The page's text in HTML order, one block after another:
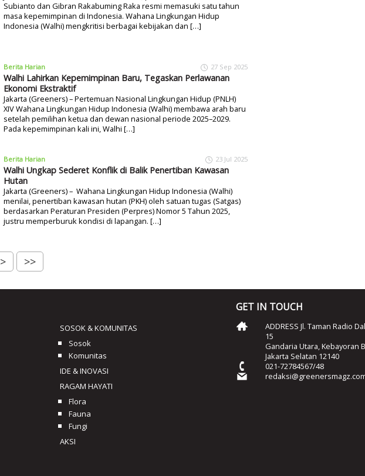
Subianto dan Gibran Rakabuming Raka resmi memasuki satu tahun
masa kepemimpinan di Indonesia. Wahana Lingkungan Hidup
Indonesia (Walhi) mengkritisi berbagai kebijakan dan […]
Berita Harian 27 Sep 2025
Walhi Lahirkan Kepemimpinan Baru, Tegaskan Perlawanan
Ekonomi Ekstraktif
Jakarta (Greeners) – Pertemuan Nasional Lingkungan Hidup (PNLH)
XIV Wahana Lingkungan Hidup Indonesia (Walhi) membawa arah baru
setelah pemilihan ketua dan dewan nasional periode 2025–2029.
Pada kepemimpinan kali ini, Walhi […]
Berita Harian 23 Jul 2025
Walhi Ungkap Sederet Konflik di Balik Penertiban Kawasan
Hutan
Jakarta (Greeners) – Wahana Lingkungan Hidup Indonesia (Walhi)
menilai, penertiban kawasan hutan (PKH) oleh satuan tugas (Satgas)
berdasarkan Peraturan Presiden (Perpres) Nomor 5 Tahun 2025,
justru memperburuk kondisi di lapangan. […]
> >>
SOSOK & KOMUNITAS
Sosok
Komunitas
IDE & INOVASI
RAGAM HAYATI
Flora
Fauna
Fungi
AKSI
GET IN TOUCH
ADDRESS Jl. Taman Radio
15
Gandaria Utara, Kebayoran
Jakarta Selatan 12140
021-72784567/48